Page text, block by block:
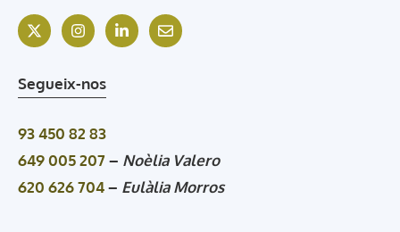
Segueix-nos
93 450 82 83
649 005 207– Noèlia Valero
620 626 704– Eulàlia Morros